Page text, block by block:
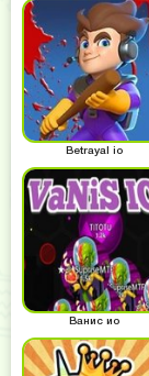
Betrayal io
Ванис ио